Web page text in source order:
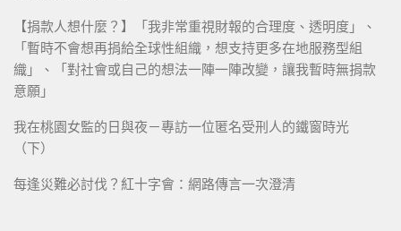
【捐款人想什麼？】「我非常重視財報的合理度、透明度」、
「暫時不會想再捐給全球性組織，想支持更多在地服務型組
織」、「對社會或自己的想法一陣一陣改變，讓我暫時無捐款
意願」
我在桃園女監的日與夜－專訪一位匿名受刑人的鐵窗時光
（下）
每逢災難必討伐？紅十字會：網路傳言一次澄清